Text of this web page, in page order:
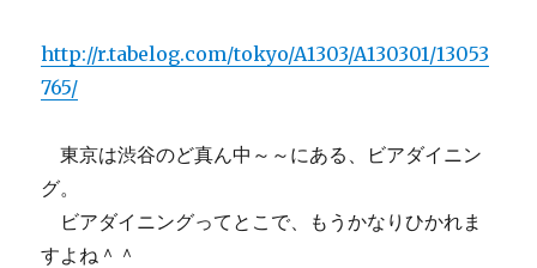
http://r.tabelog.com/tokyo/A1303/A130301/13053
765/
東京は渋谷のど真ん中～～にある、ビアダイニン
グ。
ビアダイニングってとこで、もうかなりひかれま
すよね＾＾